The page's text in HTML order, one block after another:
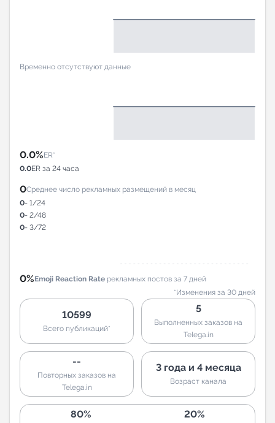
Временно отсутствуют данные
0.0%ER*
0.0ER за 24 часа
0Среднее число рекламных размещений в месяц
0- 1/24
0- 2/48
0- 3/72
0%Emoji Reaction Rate рекламных постов за 7 дней
*Изменения за 30 дней
10599
Всего публикаций*
5
Выполненных заказов на
Telega.in
--
Повторных заказов на
Telega.in
3 года и 4 месяца
Возраст канала
80% 20%